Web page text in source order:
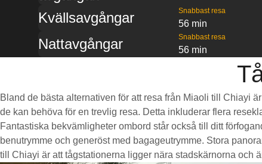
Kvällsavgångar Snabbast resa
56 min
Nattavgångar Snabbast resa
56 min
Bland de bästa alternativen för att resa från Miaoli till Chiayi
de kan behöva för en trevlig resa. Detta inkluderar flera
Fantastiska bekvämligheter ombord står också till ditt
benutrymme och generöst med bagageutrymme. Stora
till Chiayi är att tågstationerna ligger nära stadskärnorna och